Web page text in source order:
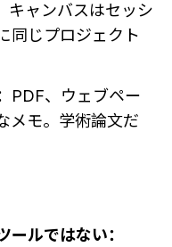
キャンバスはセッシ
同じプロジェクト
PDF、ウェブペー
メモ。学術論文だ
ールではない：